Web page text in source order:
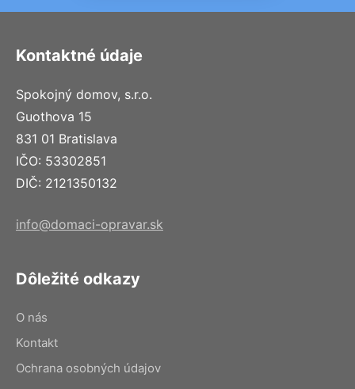
Kontaktné údaje
Spokojný domov, s.r.o.
Guothova 15
831 01 Bratislava
IČO: 53302851
DIČ: 2121350132
info@domaci-opravar.sk
Dôležité odkazy
O nás
Kontakt
Ochrana osobných údajov